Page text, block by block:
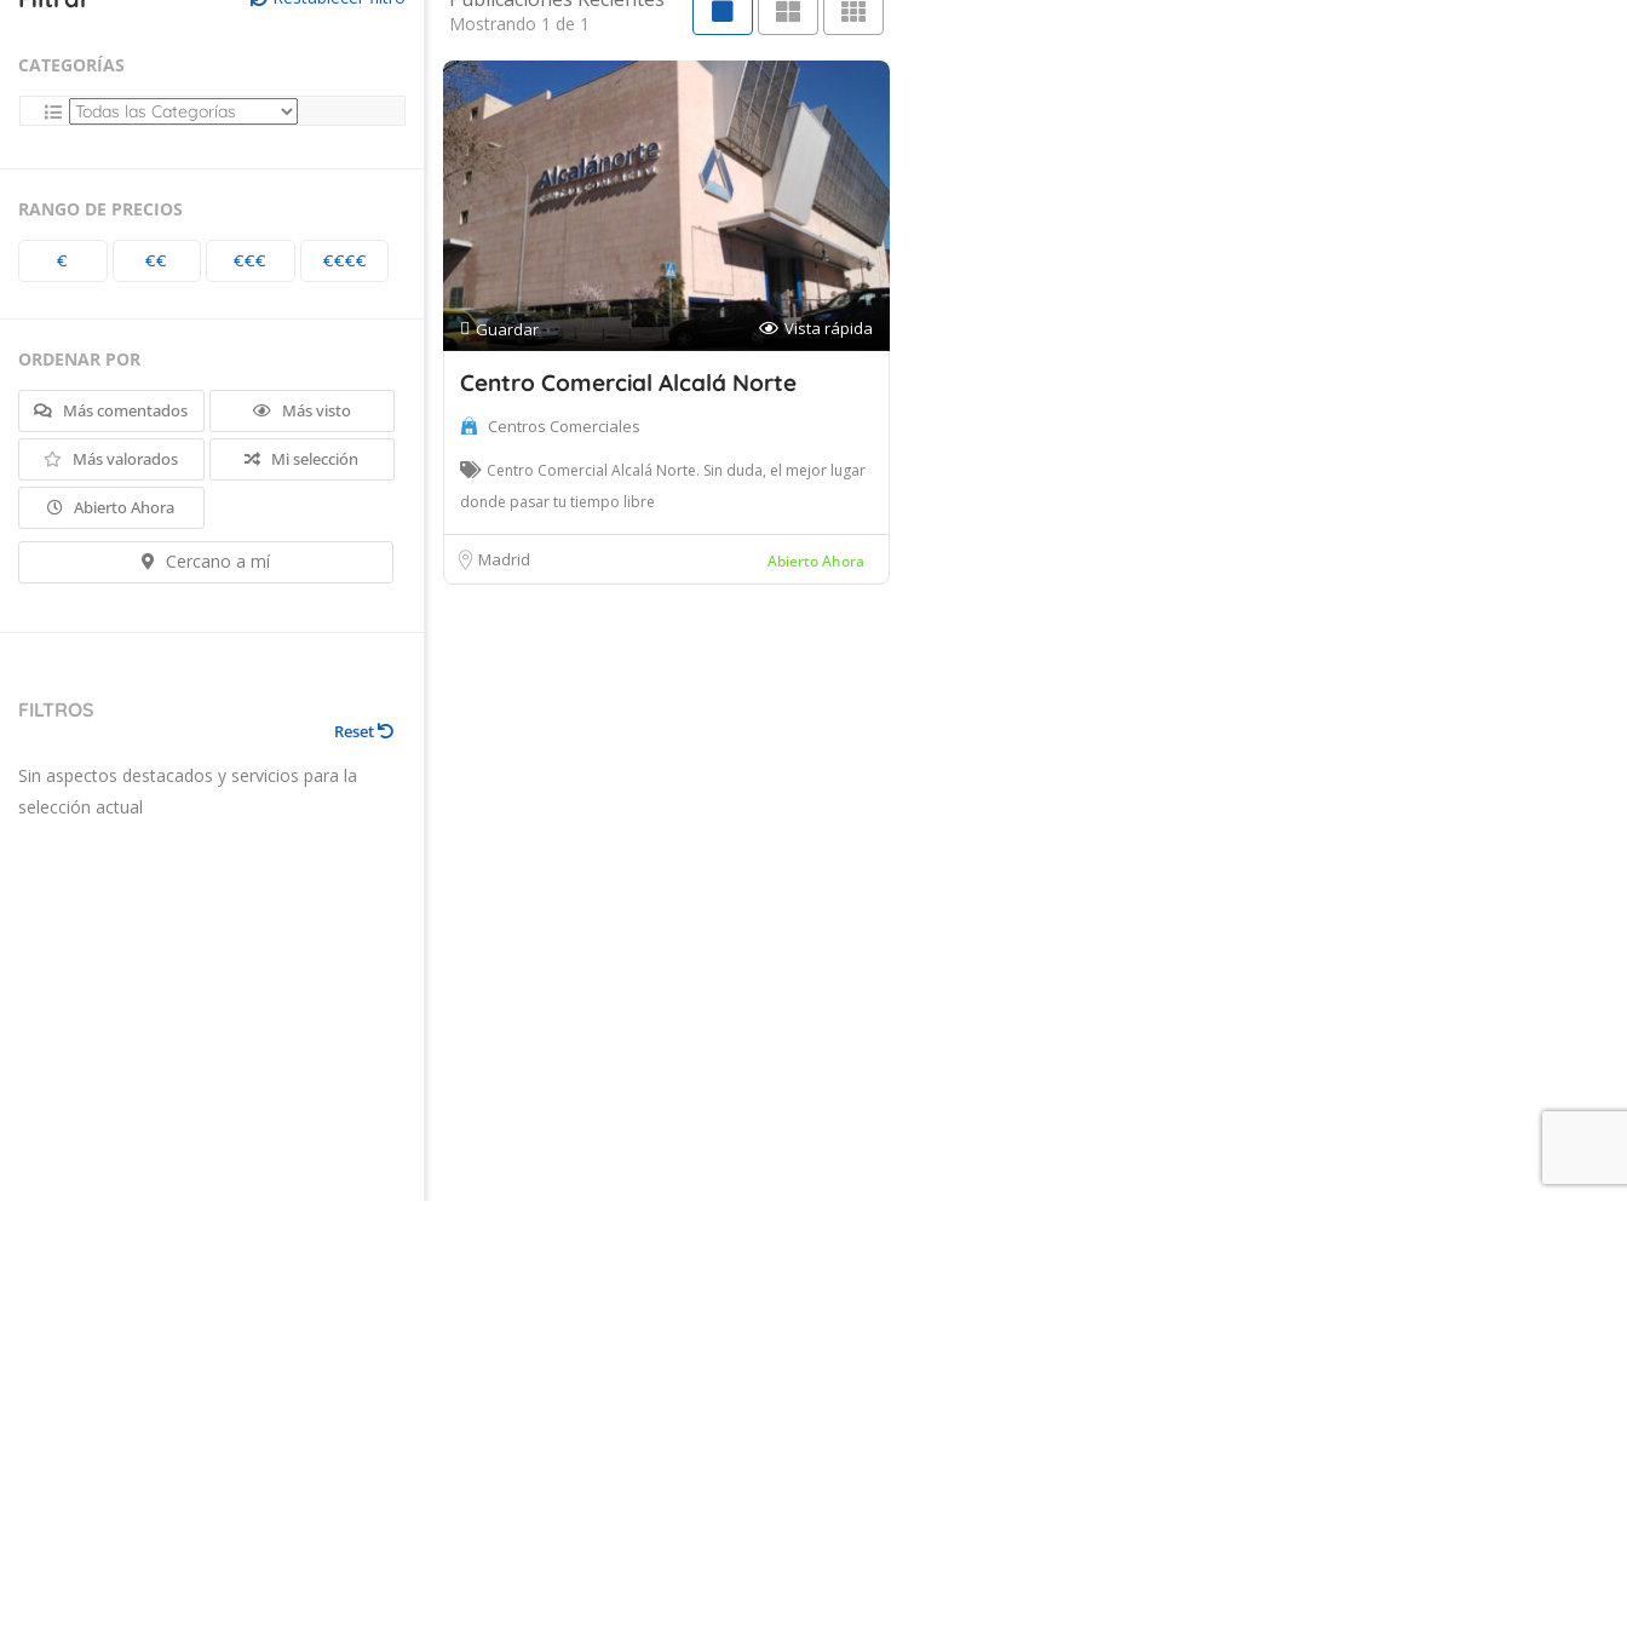
CATEGORÍAS
RANGO DE PRECIOS
€ €€ €€€ €€€€
ORDENAR POR
Más comentados Más visto
Más valorados Mi selección
Abierto Ahora
Cercano a mí
FILTROS
Reset
Sin aspectos destacados y servicios para la
selección actual
Mostrando 1 de 1
Guardar Vista rápida
Centro Comercial Alcalá Norte
Centros Comerciales
Centro Comercial Alcalá Norte. Sin duda, el mejor lugar
donde pasar tu tiempo libre
Madrid Abierto Ahora